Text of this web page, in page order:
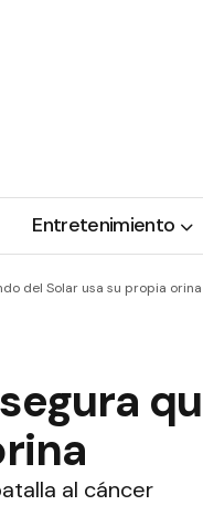
Entretenimiento
del Solar usa su propia orina
al cáncer